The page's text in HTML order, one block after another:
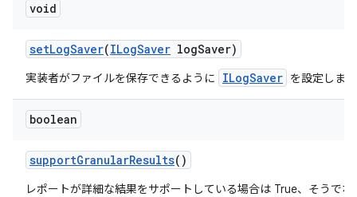
void
setLogSaver(ILogSaver logSaver)
実装者がファイルを保存できるように ILogSaver を設定しま
boolean
supportGranularResults()
レポートが詳細な結果をサポートしている場合は True、そうでな